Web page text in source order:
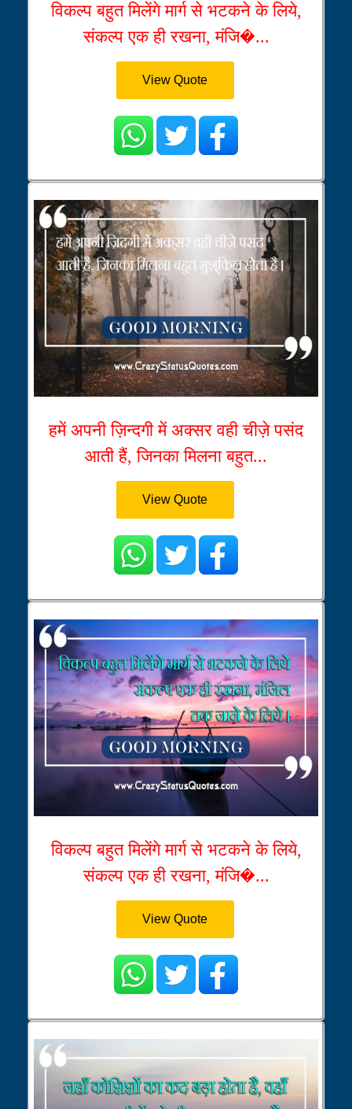
विकल्प बहुत मिलेंगे मार्ग से भटकने के लिये,
संकल्प एक ही रखना, मंजि�...
View Quote
हमें अपनी ज़िन्दगी में अक्सर वही चीज़े पसंद
आती हैं, जिनका मिलना बहुत...
View Quote
विकल्प बहुत मिलेंगे मार्ग से भटकने के लिये,
संकल्प एक ही रखना, मंजि�...
View Quote